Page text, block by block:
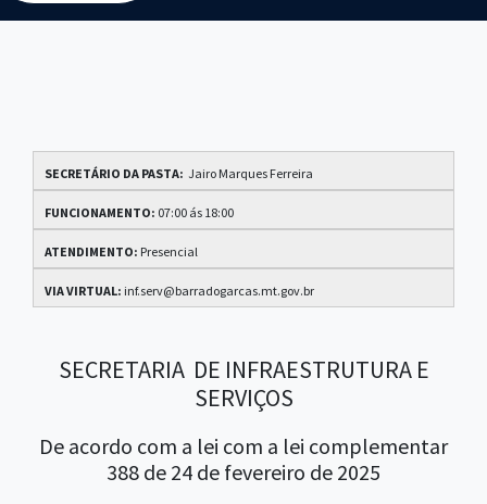
SECRETÁRIO DA PASTA: Jairo Marques Ferreira
FUNCIONAMENTO: 07:00 ás 18:00
ATENDIMENTO: Presencial
VIA VIRTUAL: inf.serv@barradogarcas.mt.gov.br
SECRETARIA DE INFRAESTRUTURA E
SERVIÇOS
De acordo com a lei com a lei complementar
388 de 24 de fevereiro de 2025